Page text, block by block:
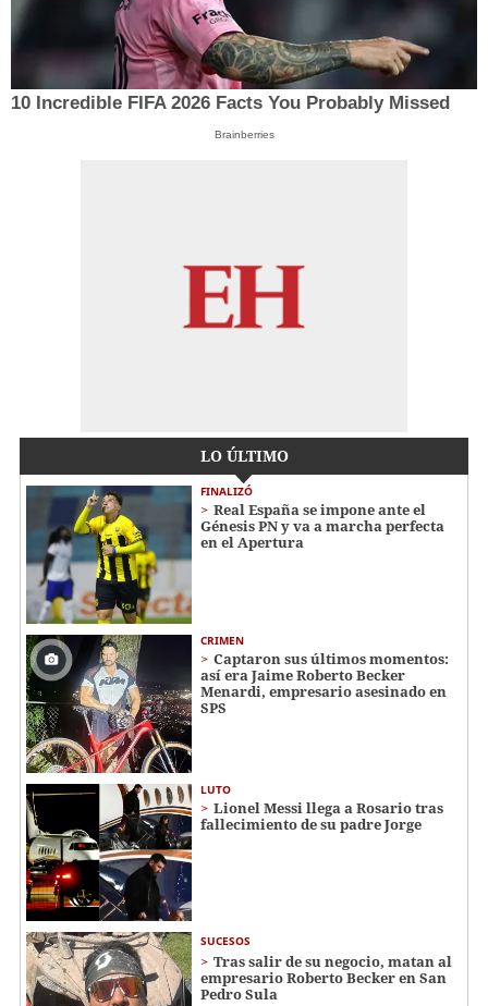
10 Incredible FIFA 2026 Facts You Probably Missed
Brainberries
LO ÚLTIMO
FINALIZÓ
Real España se impone ante el
Génesis PN y va a marcha perfecta
en el Apertura
CRIMEN
Captaron sus últimos momentos:
así era Jaime Roberto Becker
Menardi​​​, empresario asesinado en
SPS
LUTO
Lionel Messi llega a Rosario tras
fallecimiento de su padre Jorge
SUCESOS
Tras salir de su negocio, matan al
empresario Roberto Becker en San
Pedro Sula